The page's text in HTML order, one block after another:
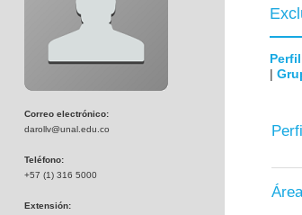
Correo electrónico:
darollv@unal.edu.co
Teléfono:
+57 (1) 316 5000
Extensión:
|